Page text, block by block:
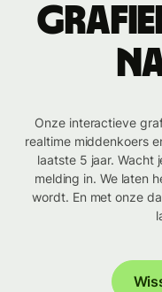
Onze interactieve
realtime middenkoers
laatste 5 jaar. Wacht
melding in. We laten
wordt. En met onze